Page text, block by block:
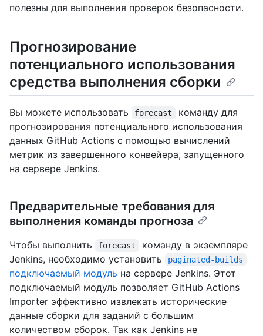
полезны для выполнения проверок безопасности.
Прогнозирование
потенциального использования
средства выполнения сборки
Вы можете использовать forecast
команду для
прогнозирования потенциального использования
данных GitHub Actions с помощью вычислений
метрик из завершенного конвейера, запущенного
на сервере Jenkins.
Предварительные требования для
выполнения команды прогноза
Чтобы выполнить forecast
команду в экземпляре
Jenkins, необходимо установить
paginated-builds
подключаемый модуль на сервере Jenkins. Этот
подключаемый модуль позволяет GitHub Actions
Importer эффективно извлекать исторические
данные сборки для заданий с большим
количеством сборок. Так как Jenkins не